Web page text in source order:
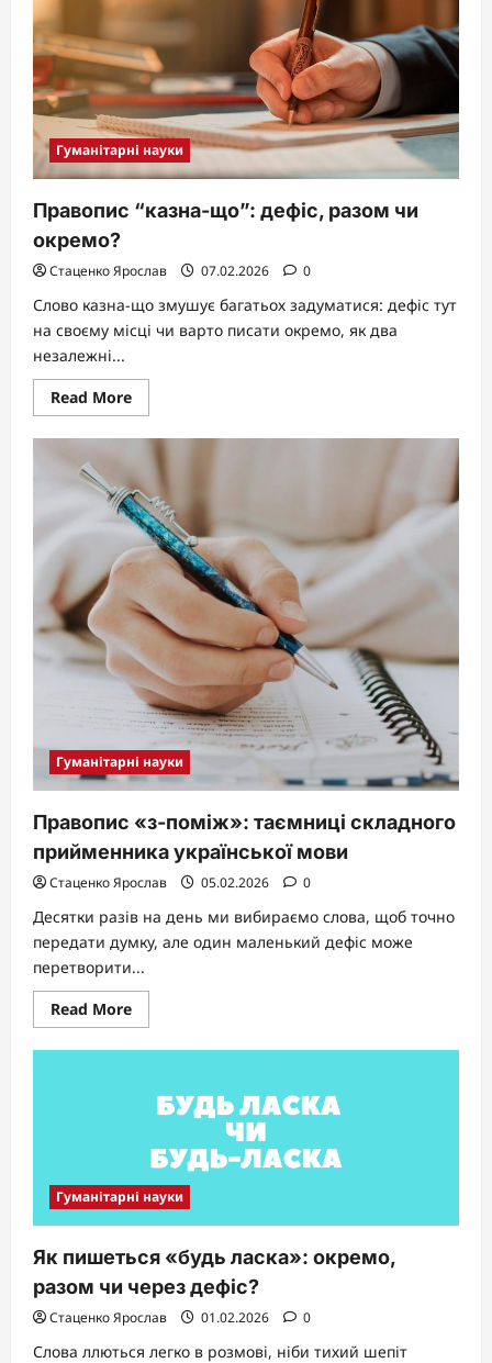
Гуманітарні науки
Правопис “казна-що”: дефіс, разом чи
окремо?
Стаценко Ярослав 07.02.2026 0
Слово казна-що змушує багатьох задуматися: дефіс тут
на своєму місці чи варто писати окремо, як два
незалежні...
Read MoreRead
more
Правопис
що”:
дефіс,
разом
чи
окремо?
Гуманітарні науки
Правопис «з-поміж»: таємниці складного
прийменника української мови
Стаценко Ярослав 05.02.2026 0
Десятки разів на день ми вибираємо слова, щоб точно
передати думку, але один маленький дефіс може
перетворити...
Read MoreRead
more
Правопис
таємниці
складного
прийменника
української
мови
Гуманітарні науки
Як пишеться «будь ласка»: окремо,
разом чи через дефіс?
Стаценко Ярослав 01.02.2026 0
Слова ллються легко в розмові, ніби тихий шепіт